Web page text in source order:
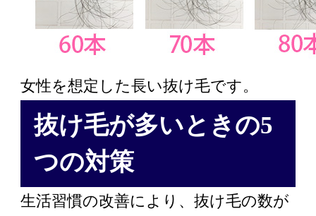
女性を想定した長い抜け毛です。
抜け毛が多いときの5
つの対策
生活習慣の改善により、抜け毛の数が